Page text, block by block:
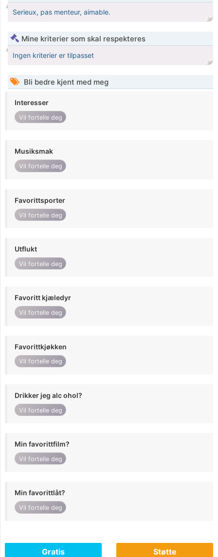
Serieux, pas menteur, aimable.
Mine kriterier som skal respekteres
Ingen kriterier er tilpasset
Bli bedre kjent med meg
Interesser
Vil fortelle deg
Musiksmak
Vil fortelle deg
Favorittsporter
Vil fortelle deg
Utflukt
Vil fortelle deg
Favoritt kjæledyr
Vil fortelle deg
Favorittkjøkken
Vil fortelle deg
Drikker jeg alc ohol?
Vil fortelle deg
Min favorittfilm?
Vil fortelle deg
Min favorittlåt?
Vil fortelle deg
Gratis Støtte